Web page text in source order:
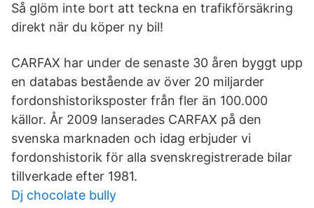
Så glöm inte bort att teckna en trafikförsäkring
direkt när du köper ny bil!
CARFAX har under de senaste 30 åren byggt upp
en databas bestående av över 20 miljarder
fordonshistoriksposter från fler än 100.000
källor. År 2009 lanserades CARFAX på den
svenska marknaden och idag erbjuder vi
fordonshistorik för alla svenskregistrerade bilar
tillverkade efter 1981.
Dj chocolate bully